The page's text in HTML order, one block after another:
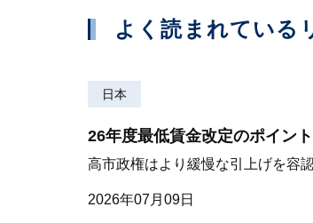
よく読まれている
日本
26年度最低賃金改定のポイン
高市政権はより緩慢な引上げを容
2026年07月09日